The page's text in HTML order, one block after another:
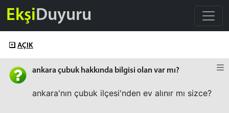
EkşiDuyuru
AÇIK
ankara çubuk hakkında bilgisi olan var mı?
ankara'nın çubuk ilçesi'nden ev alınır mı sizce?